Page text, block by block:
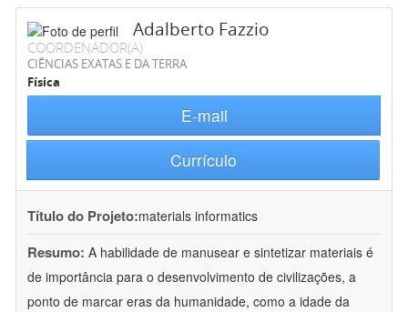
Adalberto Fazzio
COORDENADOR(A)
CIÊNCIAS EXATAS E DA TERRA
Física
E-mail
Currículo
Título do Projeto:materials informatics
Resumo: A habilidade de manusear e sintetizar materiais é
de importância para o desenvolvimento de civilizações, a
ponto de marcar eras da humanidade, como a idade da